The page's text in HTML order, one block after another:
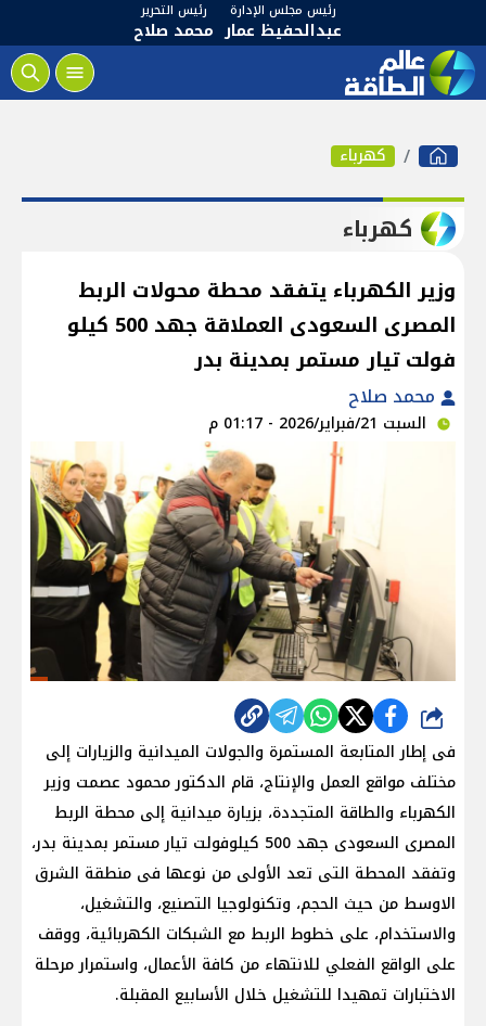
رئيس مجلس الإدارة
عبدالحفيظ عمار
رئيس التحرير
محمد صلاح
كهرباء
كهرباء
وزير الكهرباء يتفقد محطة محولات الربط
المصرى السعودى العملاقة جهد 500 كيلو
فولت تيار مستمر بمدينة بدر
محمد صلاح
السبت 21/فبراير/2026 - 01:17 م
شارك
فى إطار المتابعة المستمرة والجولات الميدانية والزيارات إلى
مختلف مواقع العمل والإنتاج، قام الدكتور محمود عصمت وزير
الكهرباء والطاقة المتجددة، بزيارة ميدانية إلى محطة الربط
المصرى السعودى جهد 500 كيلوفولت تيار مستمر بمدينة بدر،
وتفقد المحطة التى تعد الأولى من نوعها فى منطقة الشرق
الاوسط من حيث الحجم، وتكنولوجيا التصنيع، والتشغيل،
والاستخدام، على خطوط الربط مع الشبكات الكهربائية، ووقف
على الواقع الفعلي للانتهاء من كافة الأعمال، واستمرار مرحلة
الاختبارات تمهيدا للتشغيل خلال الأسابيع المقبلة.